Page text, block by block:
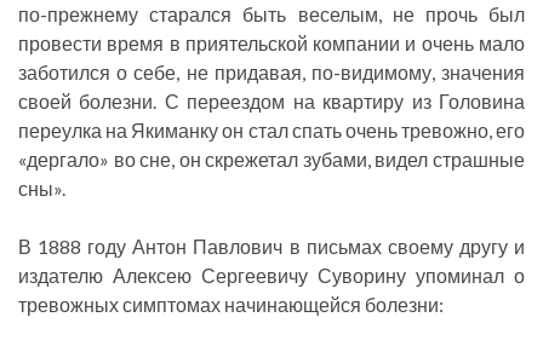
по-прежнему старался быть веселым, не прочь был
провести время в приятельской компании и очень мало
заботился о себе, не придавая, по-видимому, значения
своей болезни. С переездом на квартиру из Головина
переулка на Якиманку он стал спать очень тревожно, его
«дергало» во сне, он скрежетал зубами, видел страшные
сны».
В 1888 году Антон Павлович в письмах своему другу и
издателю Алексею Сергеевичу Суворину упоминал о
тревожных симптомах начинающейся болезни: